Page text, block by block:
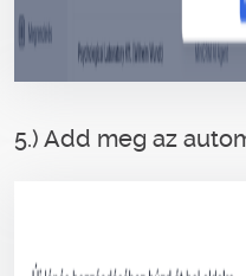
5.) Add meg az